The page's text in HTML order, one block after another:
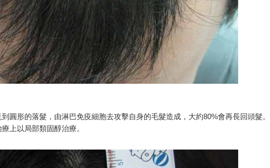
圓形的落髮，由淋巴免疫細胞去攻擊自身的毛髮造成，大約80%會再長回頭髮。
上以局部類固醇治療。